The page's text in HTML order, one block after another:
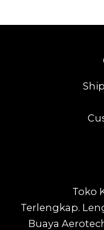
Toko
Terlengkap.
Buaya